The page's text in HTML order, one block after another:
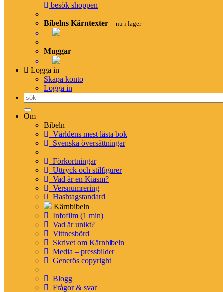
besök shoppen
Bibelns Kärntexter – nu i lager
Muggar
Logga in
Skapa konto
Logga in
Om
Bibeln
Världens mest lästa bok
Svenska översättningar
Förkortningar
Uttryck och stilfigurer
Vad är en Kiasm?
Versnumrering
Hashtagstandard
Kärnbibeln
Infofilm (1 min)
Vad är unikt?
Vittnesbörd
Skrivet om Kärnbibeln
Media – pressbilder
Generös copyright
Blogg
Frågor & svar
Hebreiska alfabetet
Grekiska alfabetet
Tryckta utgåvor
Helbibel
NT+ (tre olika färger)
Rut & Ester
Ruth & Esther (engelska)
Lukasevangeliet
Johannesevangeliet & tre brev
Romarbrevet
Apostlagärningarna
Psaltaren
Kyrkoåret – alla tre årgångar
Bibelläsningsplaner
Läsplaner – bibelnpåettår.se
Läsplaner via e-post – minbibelplan.se
Kyrkoåret – kyrkoaretstexter.se
Torah och haftarah texter